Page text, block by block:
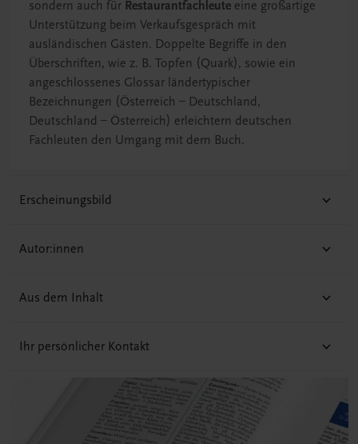
sondern auch für Restaurantfachleute eine großartige
Unterstützung beim Verkaufsgespräch mit
ausländischen Gästen. Doppelte Begriffe in den
Überschriften, wie z. B. Topfen (Quark), sowie ein
angeschlossenes Glossar ländertypischer
Bezeichnungen (Österreich – Deutschland,
Deutschland – Österreich) erleichtern deutschen
Fachleuten den Umgang mit dem Buch.
Erscheinungsbild
Autor:innen
Aus dem Inhalt
Ihr persönlicher Kontakt